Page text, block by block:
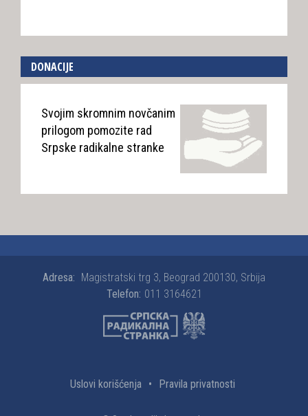
DONACIJE
Svojim skromnim novčanim
prilogom pomozite rad
Srpske radikalne stranke
Adresa: Magistratski trg 3, Beograd 200130, Srbija
Telefon: 011 3164621
Uslovi korišćenja • Pravila privatnosti